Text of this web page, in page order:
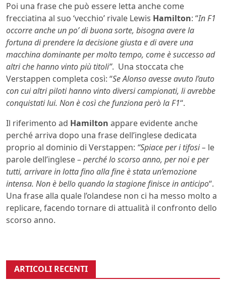
Poi una frase che può essere letta anche come
frecciatina al suo ‘vecchio’ rivale Lewis Hamilton: “In F1
occorre anche un po’ di buona sorte, bisogna avere la
fortuna di prendere la decisione giusta e di avere una
macchina dominante per molto tempo, come è successo ad
altri che hanno vinto più titoli”. Una stoccata che
Verstappen completa così: “Se Alonso avesse avuto l’auto
con cui altri piloti hanno vinto diversi campionati, li avrebbe
conquistati lui. Non è così che funziona però la F1“.
Il riferimento ad Hamilton appare evidente anche
perché arriva dopo una frase dell’inglese dedicata
proprio al dominio di Verstappen: “Spiace per i tifosi – le
parole dell’inglese– perché lo scorso anno, per noi e per
tutti, arrivare in lotta fino alla fine è stata un’emozione
intensa. Non è bello quando la stagione finisce in anticipo“.
Una frase alla quale l’olandese non ci ha messo molto a
replicare, facendo tornare di attualità il confronto dello
scorso anno.
ARTICOLI RECENTI